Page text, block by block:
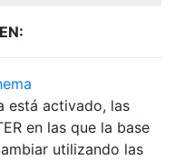
está activado, las
en las que la base
utilizando las